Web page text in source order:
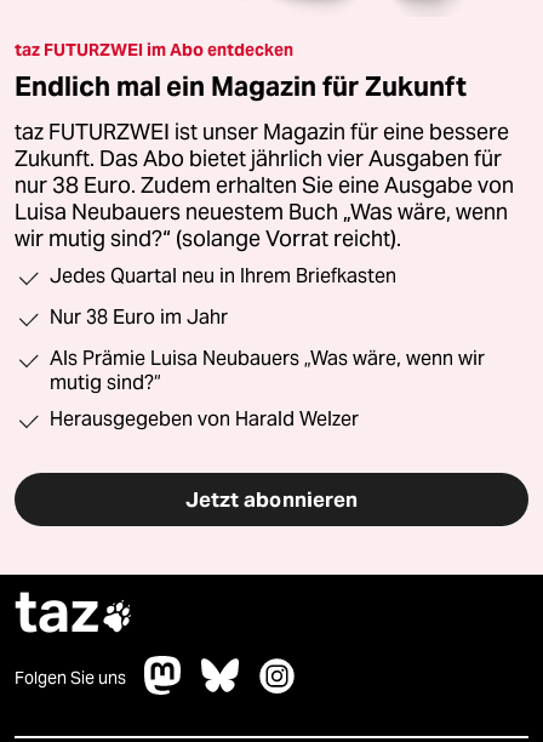
taz FUTURZWEI im Abo entdecken
Endlich mal ein Magazin für Zukunft
taz FUTURZWEI ist unser Magazin für eine bessere
Zukunft. Das Abo bietet jährlich vier Ausgaben für
nur 38 Euro. Zudem erhalten Sie eine Ausgabe von
Luisa Neubauers neuestem Buch „Was wäre, wenn
wir mutig sind?“ (solange Vorrat reicht).
Jedes Quartal neu in Ihrem Briefkasten
Nur 38 Euro im Jahr
Als Prämie Luisa Neubauers „Was wäre, wenn wir
mutig sind?“
Herausgegeben von Harald Welzer
Jetzt abonnieren
taz
Folgen Sie uns